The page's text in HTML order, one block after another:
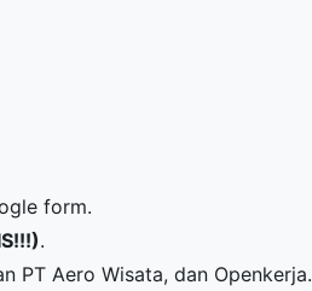
form.
.
PT Aero Wisata, dan Openkerja.